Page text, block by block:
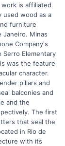
is affiliated
used wood as a
furniture
Janeiro. Minas
Company's
Serro Elementary
was the feature
character.
pillars and
balconies and
and the
The first
that seal the
in Rio de
with its